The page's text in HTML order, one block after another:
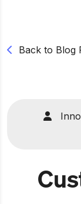
Back to Blog